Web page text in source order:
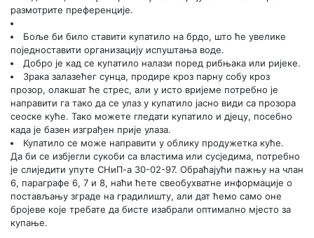
размотрите преференције.
Боље би било ставити купатило на брдо, што ће увелике
поједноставити организацију испуштања воде.
Добро је кад се купатило налази поред рибњака или ријеке.
Зрака залазећег сунца, продире кроз парну собу кроз
прозор, олакшат ће стрес, али у исто вријеме потребно је
направити га тако да се улаз у купатило јасно види са прозора
сеоске куће. Тако можете гледати купатило и дјецу, посебно
када је базен изграђен прије улаза.
Купатило се може направити у облику продужетка куће.
Да би се избјегли сукоби са властима или сусједима, потребно
је слиједити упуте СНиП-а 30-02-97. Обраћајући пажњу на члан
6, параграфе 6, 7 и 8, наћи ћете свеобухватне информације о
постављању зграде на градилишту, али дат ћемо само оне
бројеве које требате да бисте изабрали оптимално мјесто за
купање.